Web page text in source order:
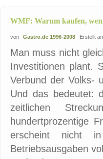
WMF: Warum kaufen,
von Gastro.de 1996-2008 Erstellt
Man muss nicht
Investitionen plant.
Verbund der Volks-
Und das bedeutet:
zeitlichen
hundertprozentige
erscheint nicht
Betriebsausgaben